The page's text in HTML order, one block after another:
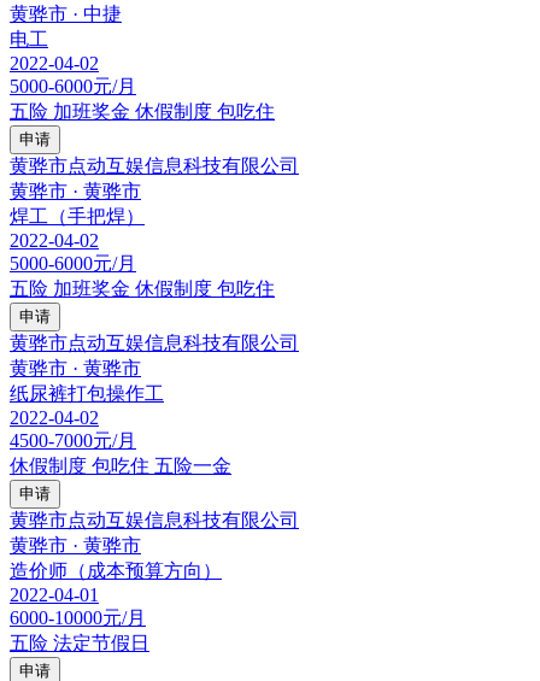
黄骅市 · 中捷
电工
2022-04-02
5000-6000元/月
五险 加班奖金 休假制度 包吃住
申请
黄骅市点动互娱信息科技有限公司
黄骅市 · 黄骅市
焊工（手把焊）
2022-04-02
5000-6000元/月
五险 加班奖金 休假制度 包吃住
申请
黄骅市点动互娱信息科技有限公司
黄骅市 · 黄骅市
纸尿裤打包操作工
2022-04-02
4500-7000元/月
休假制度 包吃住 五险一金
申请
黄骅市点动互娱信息科技有限公司
黄骅市 · 黄骅市
造价师（成本预算方向）
2022-04-01
6000-10000元/月
五险 法定节假日
申请